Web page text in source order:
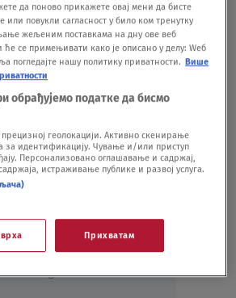
u centru Njujorka bio stacište
umetnika: Ove jezive priče se
prepričavaju
17.04.25.
zaradu od jednog flma dao je u
svrhe, srušio rekord Džona
Kako je Timoti Šalame očarao svet
27.01.25. 4
да поново прикажете овај мени да бисте
или повукли сагласност у било ком тренутку
жељеним поставкама на дну ове веб
се примењивати како је описано у делу: Wеб
погледајте нашу политику приватности. Више
обрађујемо податке да бисмо
геолокацији. Активно скенирање
за идентификацију. Чување и/или приступ
Персонализовано оглашавање и садржај,
истраживање публике и развој услуга.
Прихватам